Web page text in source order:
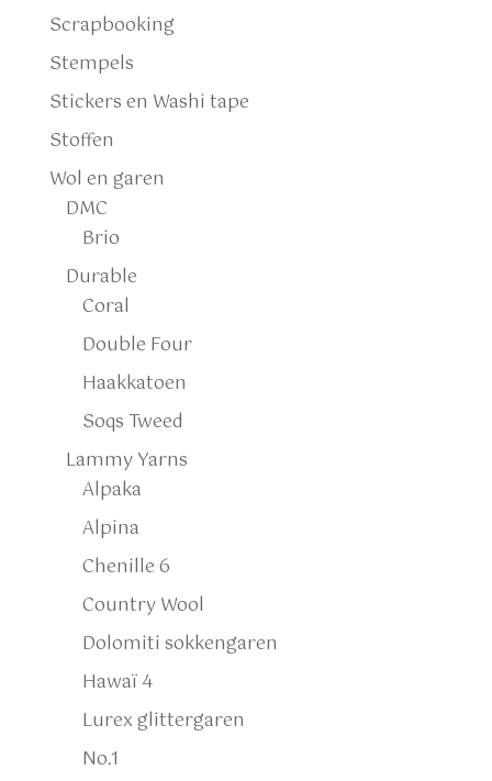
Scrapbooking
Stempels
Stickers en Washi tape
Stoffen
Wol en garen
DMC
Brio
Durable
Coral
Double Four
Haakkatoen
Soqs Tweed
Lammy Yarns
Alpaka
Alpina
Chenille 6
Country Wool
Dolomiti sokkengaren
Hawaï 4
Lurex glittergaren
No.1